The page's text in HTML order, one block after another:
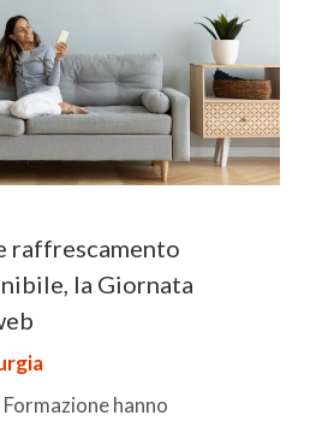
raffrescamento
la Giornata
hanno